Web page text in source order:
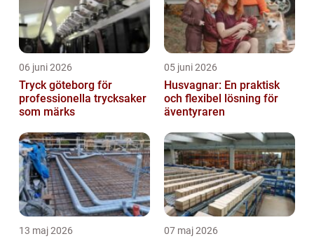
06 juni 2026
Tryck göteborg för
professionella trycksaker
som märks
05 juni 2026
Husvagnar: En praktisk
och flexibel lösning för
äventyraren
13 maj 2026 07 maj 2026